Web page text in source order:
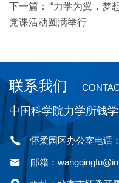
下一篇：
“力学为翼，梦
党课活动圆满举行
联系我们
中国科学院力学所钱
怀柔园区办公室电话
邮箱：